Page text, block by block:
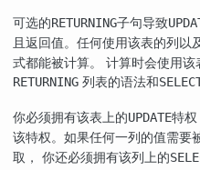
可选的RETURNING子句导致
且返回值。任何使用该表的列以
式都能被计算。 计算时会使用该
RETURNING 列表的语法和
你必须拥有该表上的UPDATE特
该特权。如果任何一列的值需要
取， 你还必须拥有该列上的